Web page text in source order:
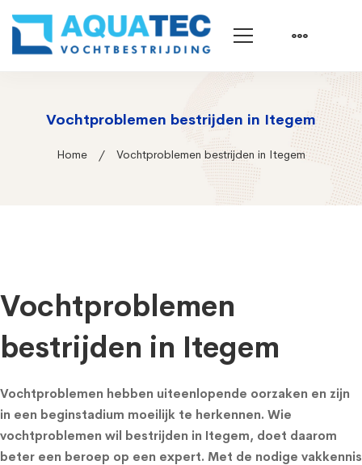
Vochtproblemen bestrijden in Itegem
Home Vochtproblemen bestrijden in Itegem
Vochtproblemen
bestrijden in Itegem
Vochtproblemen hebben uiteenlopende oorzaken en zijn
in een beginstadium moeilijk te herkennen. Wie
vochtproblemen wil bestrijden in Itegem, doet daarom
beter een beroep op een expert. Met de nodige vakkennis